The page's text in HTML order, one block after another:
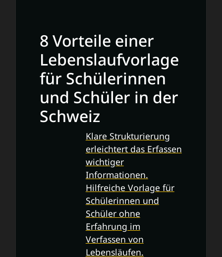
8 Vorteile einer
Lebenslaufvorlage
für Schülerinnen
und Schüler in der
Schweiz
Klare Strukturierung
erleichtert das Erfassen
wichtiger
Informationen.
Hilfreiche Vorlage für
Schülerinnen und
Schüler ohne
Erfahrung im
Verfassen von
Lebensläufen.